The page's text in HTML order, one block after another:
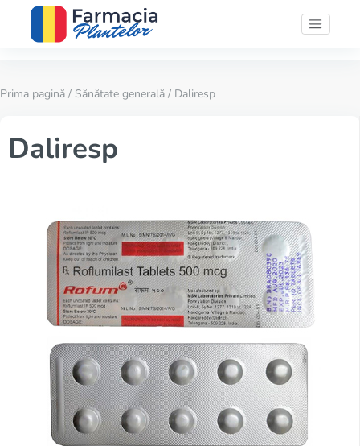
Prima pagină / Sănătate generală / Daliresp
Daliresp